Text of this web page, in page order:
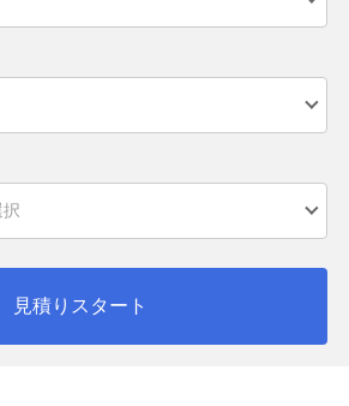
見積りスタート